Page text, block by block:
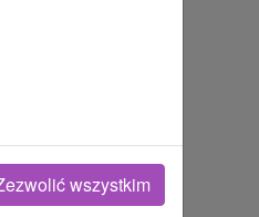
wszystkim